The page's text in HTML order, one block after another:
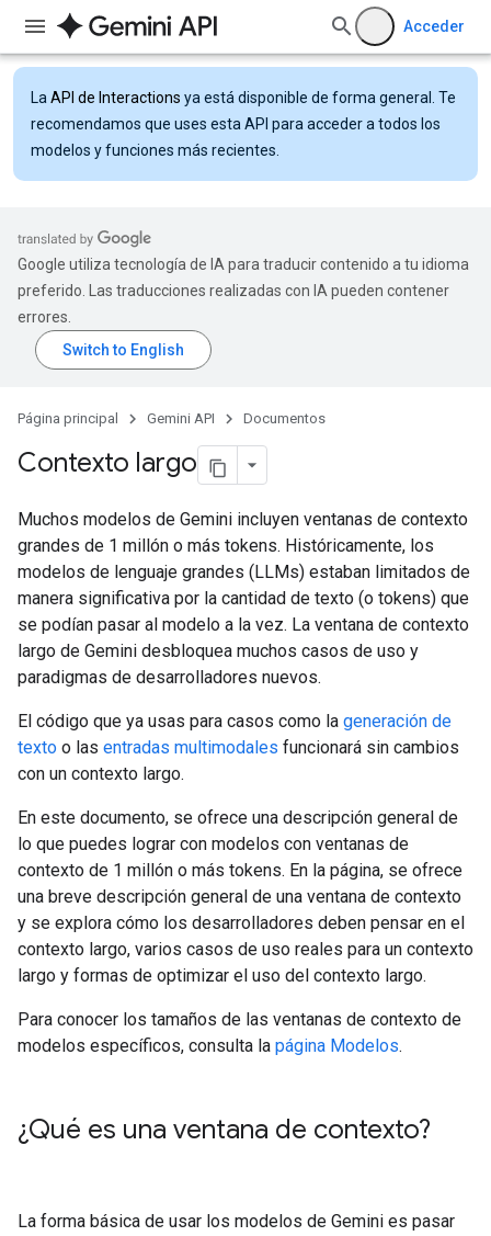
Acceder
La API de Interactions ya está disponible de forma general. Te
recomendamos que uses esta API para acceder a todos los
modelos y funciones más recientes.
Google utiliza tecnología de IA para traducir contenido a tu idioma
preferido. Las traducciones realizadas con IA pueden contener
errores.
Página principal Gemini API Documentos
Contexto largo
Muchos modelos de Gemini incluyen ventanas de contexto
grandes de 1 millón o más tokens. Históricamente, los
modelos de lenguaje grandes (LLMs) estaban limitados de
manera significativa por la cantidad de texto (o tokens) que
se podían pasar al modelo a la vez. La ventana de contexto
largo de Gemini desbloquea muchos casos de uso y
paradigmas de desarrolladores nuevos.
El código que ya usas para casos como la generación de
texto o las entradas multimodales funcionará sin cambios
con un contexto largo.
En este documento, se ofrece una descripción general de
lo que puedes lograr con modelos con ventanas de
contexto de 1 millón o más tokens. En la página, se ofrece
una breve descripción general de una ventana de contexto
y se explora cómo los desarrolladores deben pensar en el
contexto largo, varios casos de uso reales para un contexto
largo y formas de optimizar el uso del contexto largo.
Para conocer los tamaños de las ventanas de contexto de
modelos específicos, consulta la página Modelos.
¿Qué es una ventana de contexto?
La forma básica de usar los modelos de Gemini es pasar